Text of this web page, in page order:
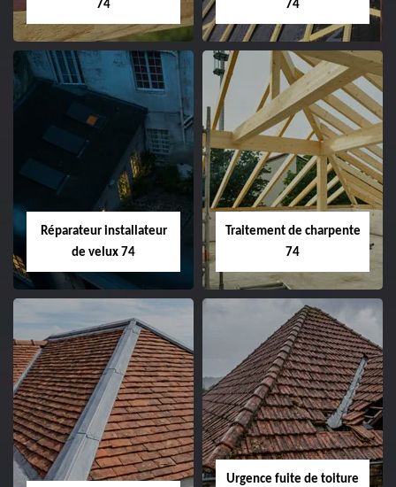
74
74
Réparateur installateur
de velux 74
Traitement de charpente
74
Urgence fuite de toiture